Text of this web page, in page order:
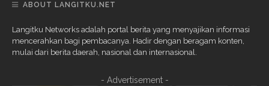
ABOUT LANGITKU.NET
Langitku Networks adalah portal berita yang menyajikan informasi
mencerahkan bagi pembacanya. Hadir dengan beragam konten,
mulai dari berita daerah, nasional dan internasional.
- Advertisement -